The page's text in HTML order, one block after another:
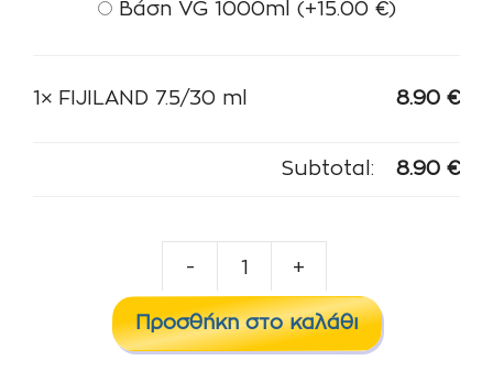
Βάση VG 1000ml (+15.00 €)
1× FIJILAND 7.5/30 ml 8.90 €
Subtotal: 8.90 €
-
7.5/30
+
Προσθήκη στο καλάθι